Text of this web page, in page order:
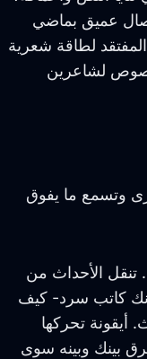
عميق بماضي
لطاقة شعرية
نصوص لشاعرين
وتسمع ما يفوق
تنقل الأحداث من
كاتب سرد- كيف
تحركها
بينك وبينه سوى